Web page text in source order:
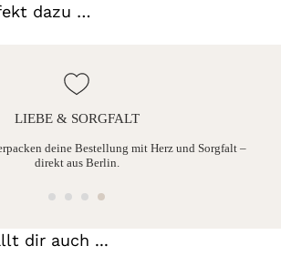
dazu …
LIEBE & SORGFALT
deine Bestellung mit Herz und Sorgfalt –
direkt aus Berlin.
dir auch ...